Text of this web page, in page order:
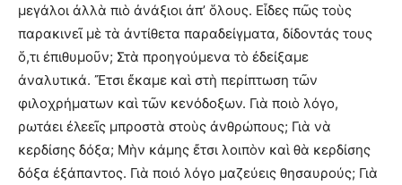
μεγάλοι ἀλλὰ πιὸ ἀνάξιοι ἀπ’ ὅλους. Εἶδες πῶς τοὺς
παρακινεῖ μὲ τὰ ἀντίθετα παραδείγματα, δίδοντάς τους
ὅ,τι ἐπιθυμοῦν; Στὰ προηγούμενα τὸ ἐδείξαμε
ἀναλυτικά. Ἔτσι ἔκαμε καὶ στὴ περίπτωση τῶν
φιλοχρήματων καὶ τῶν κενόδοξων. Γιὰ ποιὸ λόγο,
ρωτάει ἐλεεῖς μπροστὰ στοὺς ἀνθρώπους; Γιὰ νὰ
κερδίσης δόξα; Μὴν κάμης ἔτσι λοιπὸν καὶ θὰ κερδίσης
δόξα ἐξάπαντος. Γιὰ ποιό λόγο μαζεύεις θησαυρούς; Γιὰ